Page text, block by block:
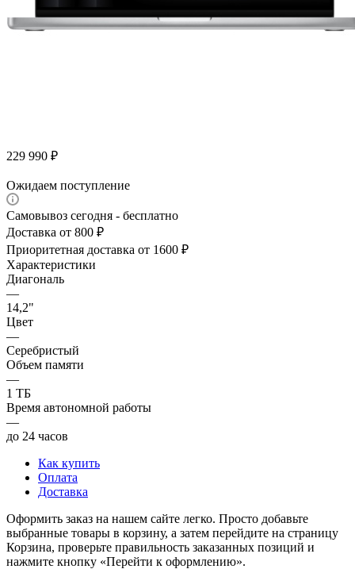
229 990 ₽
Ожидаем поступление
Самовывоз сегодня - бесплатно
Доставка от 800 ₽
Приоритетная доставка от 1600 ₽
Характеристики
Диагональ
—
14,2"
Цвет
—
Серебристый
Объем памяти
—
1 ТБ
Время автономной работы
—
до 24 часов
Как купить
Оплата
Доставка
Оформить заказ на нашем сайте легко. Просто добавьте
выбранные товары в корзину, а затем перейдите на страницу
Корзина, проверьте правильность заказанных позиций и
нажмите кнопку «Перейти к оформлению».